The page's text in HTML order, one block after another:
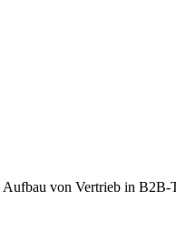
Aufbau von Vertrieb in B2B-